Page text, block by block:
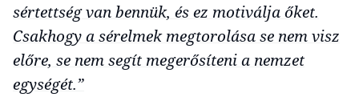
sértettség van bennük, és ez motiválja őket.
Csakhogy a sérelmek megtorolása se nem visz
előre, se nem segít megerősíteni a nemzet
egységét.”